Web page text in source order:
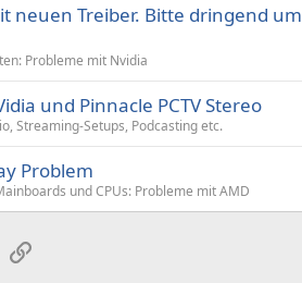
neuen Treiber. Bitte dringend um
Probleme mit Nvidia
und Pinnacle PCTV Stereo
Streaming-Setups, Podcasting etc.
Problem
und CPUs: Probleme mit AMD
MailLink